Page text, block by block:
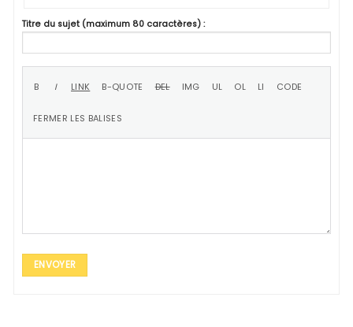
Titre du sujet (maximum 80 caractères) :
ENVOYER